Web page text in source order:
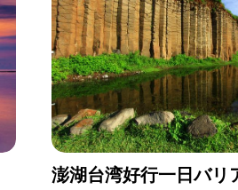
澎湖台湾好行一日バリ